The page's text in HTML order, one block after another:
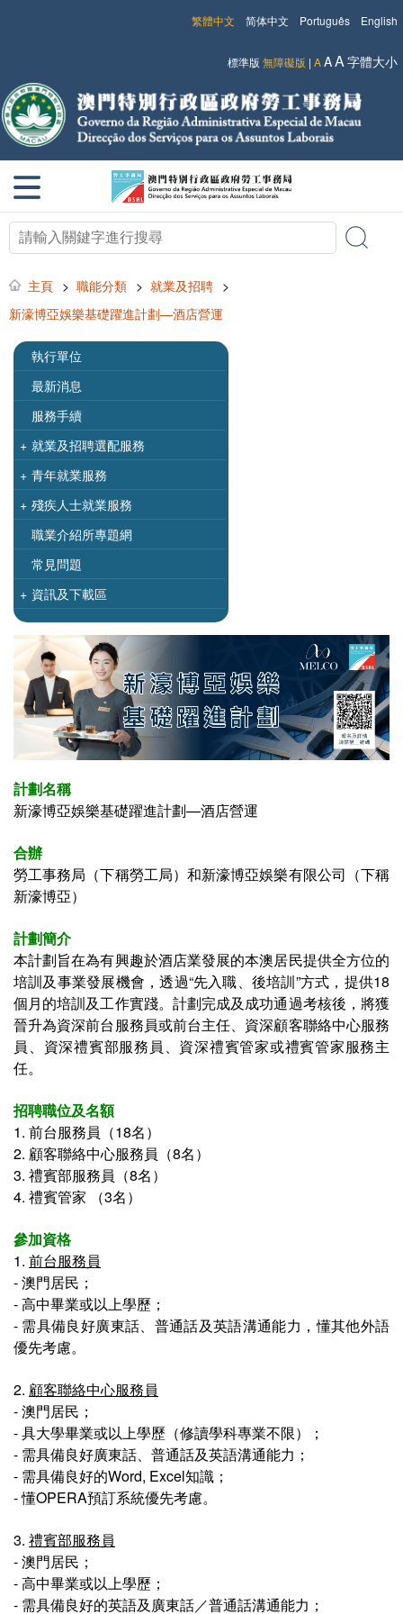
English
Português
简体中文
繁體中文
標準版 無障礙版 | AAA字體大小
主頁 > 職能分類 > 就業及招聘 >
新濠博亞娛樂基礎躍進計劃—酒店營運
執行單位
最新消息
服務手續
+ 就業及招聘選配服務
+ 青年就業服務
+ 殘疾人士就業服務
職業介紹所專題網
常見問題
+ 資訊及下載區
計劃名稱
新濠博亞娛樂基礎躍進計劃—酒店營運
合辦
勞工事務局（下稱勞工局）和新濠博亞娛樂有限公司（下稱
新濠博亞）
計劃簡介
本計劃旨在為有興趣於酒店業發展的本澳居民提供全方位的
培訓及事業發展機會，透過“先入職、後培訓”方式，提供18
個月的培訓及工作實踐。計劃完成及成功通過考核後，將獲
晉升為資深前台服務員或前台主任、資深顧客聯絡中心服務
員、資深禮賓部服務員、資深禮賓管家或禮賓管家服務主
任。
招聘職位及名額
1. 前台服務員（18名）
2. 顧客聯絡中心服務員（8名）
3. 禮賓部服務員（8名）
4. 禮賓管家 （3名）
參加資格
1. 前台服務員
- 澳門居民；
-高中畢業或以上學歷；
- 需具備良好廣東話、普通話及英語溝通能力，懂其他外語
優先考慮。
2. 顧客聯絡中心服務員
-澳門居民 ；
-具大學畢業或以上學歷（修讀學科專業不限）；
- 需具備良好廣東話、普通話及英語溝通能力；
- 需具備良好的Word, Excel知識 ；
-懂OPERA預訂系統優先考慮。
3. 禮賓部服務員
-澳門居民 ；
-高中畢業或以上學歷 ；
- 需具備良好的英語及廣東話／普通話溝通能力 ；